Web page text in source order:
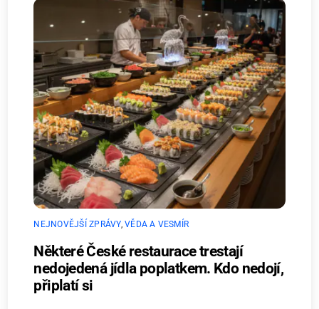
NEJNOVĚJŠÍ ZPRÁVY,VĚDA A VESMÍR
Některé České restaurace trestají
nedojedená jídla poplatkem. Kdo nedojí,
připlatí si